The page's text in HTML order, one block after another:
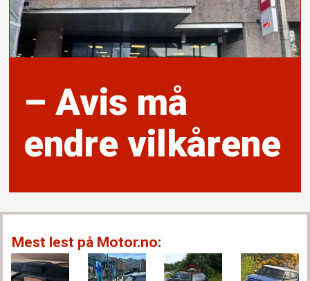
– Avis må
endre vilkårene
Mest lest på Motor.no: